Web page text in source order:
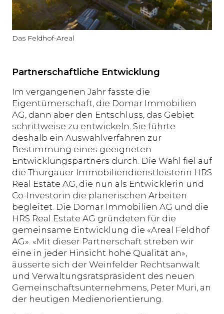
Das Feldhof-Areal
Partnerschaftliche Entwicklung
Im vergangenen Jahr fasste die
Eigentümerschaft, die Domar Immobilien
AG, dann aber den Entschluss, das Gebiet
schrittweise zu entwickeln. Sie führte
deshalb ein Auswahlverfahren zur
Bestimmung eines geeigneten
Entwicklungspartners durch. Die Wahl fiel auf
die Thurgauer Immobiliendienstleisterin HRS
Real Estate AG, die nun als Entwicklerin und
Co-Investorin die planerischen Arbeiten
begleitet. Die Domar Immobilien AG und die
HRS Real Estate AG gründeten für die
gemeinsame Entwicklung die «Areal Feldhof
AG». «Mit dieser Partnerschaft streben wir
eine in jeder Hinsicht hohe Qualität an»,
äusserte sich der Weinfelder Rechtsanwalt
und Verwaltungsratspräsident des neuen
Gemeinschaftsunternehmens, Peter Muri, an
der heutigen Medienorientierung.